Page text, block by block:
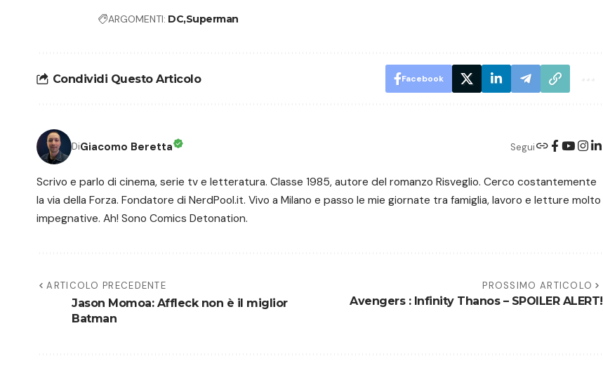
ARGOMENTI: DCSuperman
Condividi Questo Articolo Facebook
DiGiacomo Beretta Segui
Scrivo e parlo di cinema, serie tv e letteratura. Classe 1985, autore del romanzo Risveglio. Cerco costantemente
la via della Forza. Fondatore di NerdPool.it. Vivo a Milano e passo le mie giornate tra famiglia, lavoro e letture molto
impegnative. Ah! Sono Comics Detonation.
ARTICOLO PRECEDENTE
Jason Momoa: Affleck non è il miglior
Batman
PROSSIMO ARTICOLO
Avengers : Infinity Thanos – SPOILER ALERT!